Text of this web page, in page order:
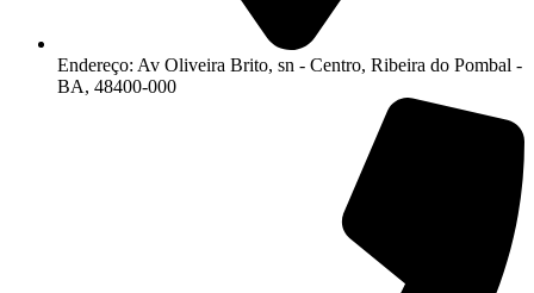
Endereço: Av Oliveira Brito, sn - Centro, Ribeira do Pombal -
BA, 48400-000